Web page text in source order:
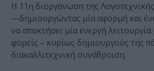
Η 11η διοργάνωση της
―δημιουργώντας μία αφορμή και
να αποκτήσει μία ενεργή
φορείς – κυρίως δημιουργούς της
διακαλλιτεχνική συνάθροιση.